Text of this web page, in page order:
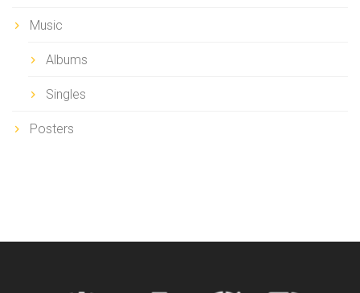
Music
Albums
Singles
Posters